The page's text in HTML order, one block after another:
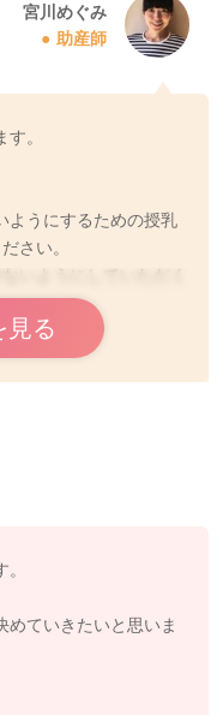
宮川めぐみ
助産師
。
ようにするための授乳
さい。
いようにしていただく
見る
めていきたいと思いま